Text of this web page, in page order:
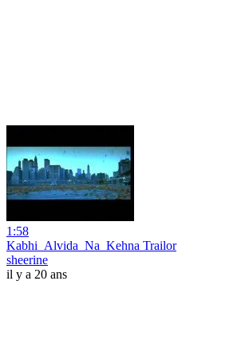
1:58
Kabhi_Alvida_Na_Kehna Trailor
sheerine
il y a 20 ans